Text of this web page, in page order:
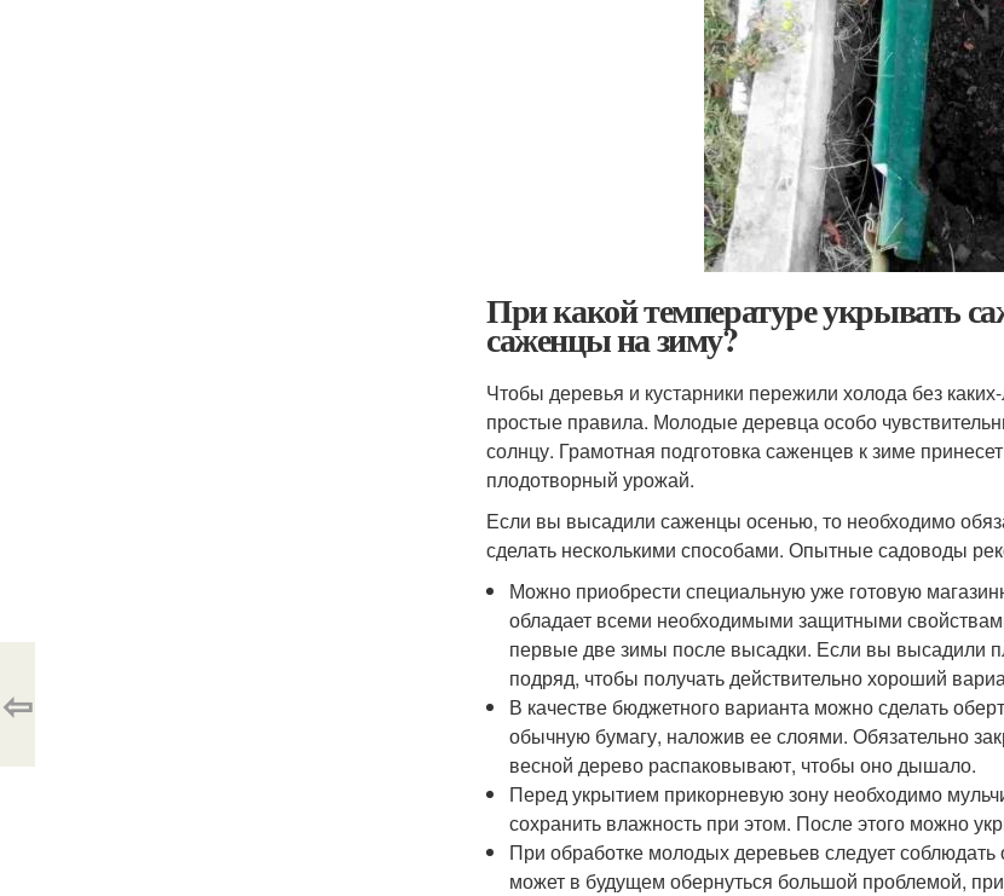
При какой температуре укрывать
саженцы на зиму?
Чтобы деревья и кустарники пережили холода без
простые правила. Молодые деревца особо
солнцу. Грамотная подготовка саженцев к зиме
плодотворный урожай.
Если вы высадили саженцы осенью, то необходимо
сделать несколькими способами. Опытные садоводы
Можно приобрести специальную уже готовую
обладает всеми необходимыми защитными
первые две зимы после высадки. Если вы высадили
подряд, чтобы получать действительно хороший
В качестве бюджетного варианта можно сделать
обычную бумагу, наложив ее слоями. Обязательно
весной дерево распаковывают, чтобы оно дышало.
Перед укрытием прикорневую зону необходимо
сохранить влажность при этом. После этого можно
При обработке молодых деревьев следует
может в будущем обернуться большой проблемой,
⇦